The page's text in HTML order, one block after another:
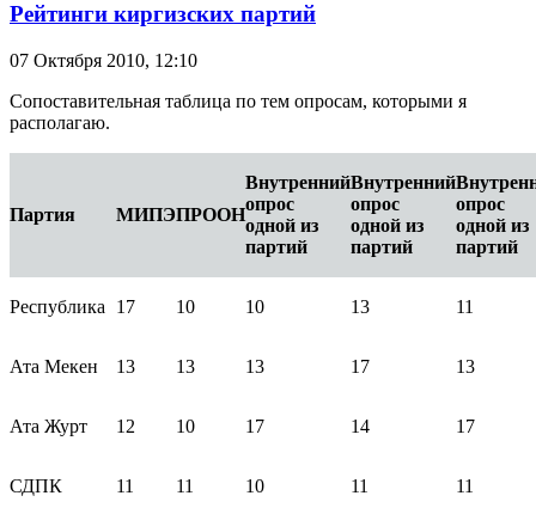
Рейтинги киргизских партий
07 Октября 2010, 12:10
Сопоставительная таблица по тем опросам, которыми я
располагаю.
Партия МИПЭПРООН
Внутренний
опрос
одной из
партий
Внутренний
опрос
одной из
партий
опрос
одной из
партий
Республика 17 10 10 13 11
Ата Мекен 13 13 13 17 13
Ата Журт 12 10 17 14 17
СДПК 11 11 10 11 11